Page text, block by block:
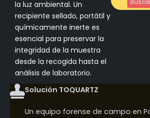
la luz ambiental. Un
recipiente sellado, portátil y
químicamente inerte es
esencial para preservar la
integridad de la muestra
desde la recogida hasta el
análisis de laboratorio.
Solución TOQUARTZ
Un equipo forense de campo en